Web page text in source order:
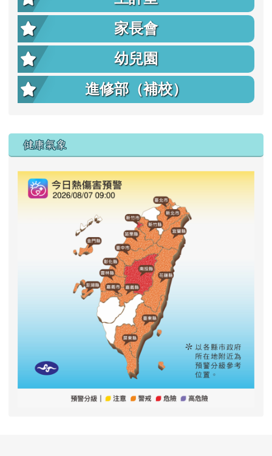
家長會
幼兒園
進修部（補校）
右邊區域內容
健康氣象